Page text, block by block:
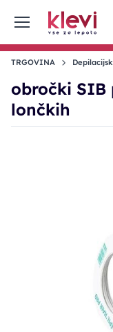
TRGOVINA
obročki SIB
lončkih